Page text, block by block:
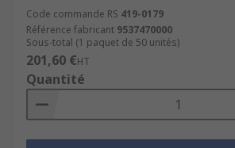
Code commande RS 419-0179
Référence fabricant 9537470000
Sous-total (1 paquet de 50 unités)
201,60 €HT
Quantité